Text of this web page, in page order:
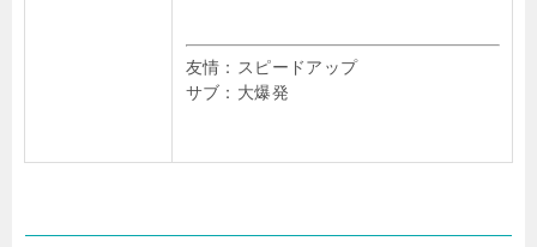
友情：スピードアップ
サブ：大爆発